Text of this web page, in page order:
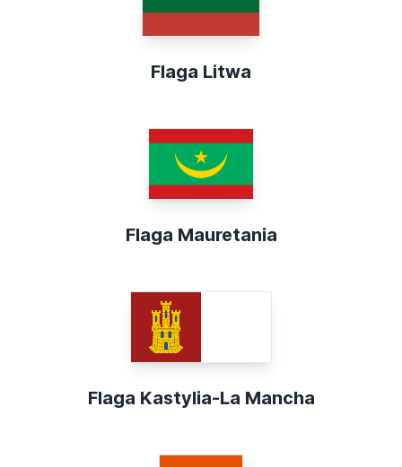
Flaga Litwa
Flaga Mauretania
Flaga Kastylia-La Mancha